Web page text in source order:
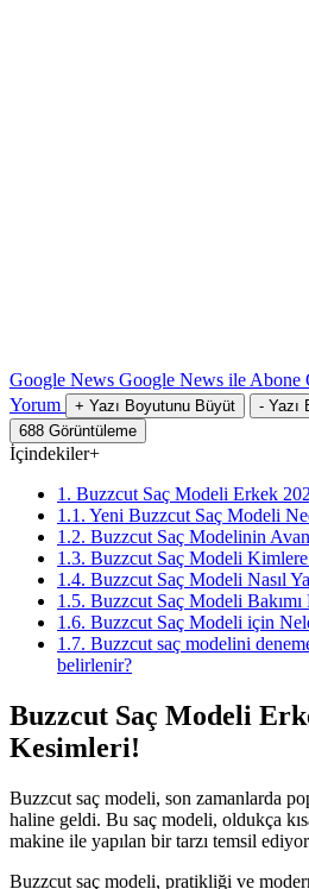
Google News Google News ile Abone
Yorum
+ Yazı Boyutunu Büyüt - Yazı
688 Görüntüleme
İçindekiler+
1. Buzzcut Saç Modeli Erkek
1.1. Yeni Buzzcut Saç Modeli
1.2. Buzzcut Saç Modelinin
1.3. Buzzcut Saç Modeli
1.4. Buzzcut Saç Modeli Nasıl
1.5. Buzzcut Saç Modeli Bakımı
1.6. Buzzcut Saç Modeli için
1.7. Buzzcut saç modelini
belirlenir?
Buzzcut Saç Modeli
Kesimleri!
Buzzcut saç modeli, son zamanlarda
haline geldi. Bu saç modeli, oldukça
makine ile yapılan bir tarzı temsil
Buzzcut saç modeli, pratikliği ve